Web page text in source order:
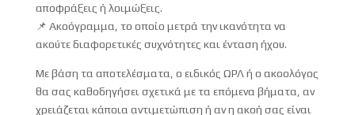
αποφράξεις ή λοιμώξεις.
📌 Ακοόγραμμα, το οποίο μετρά την ικανότητα να
ακούτε διαφορετικές συχνότητες και ένταση ήχου.
Με βάση τα αποτελέσματα, ο ειδικός ΩΡΛ ή ο ακοολόγος
θα σας καθοδηγήσει σχετικά με τα επόμενα βήματα, αν
χρειάζεται κάποια αντιμετώπιση ή αν η ακοή σας είναι